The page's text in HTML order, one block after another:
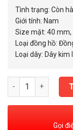
là:
Tình trạng: Còn
Giới tính: Nam
Size mặt: 40
Loại đồng hồ:
Loại dây: Dây kim
Đồng Hồ Nam
Gọi